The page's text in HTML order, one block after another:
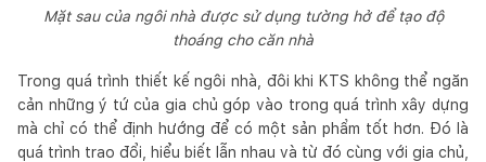
Mặt sau của ngôi nhà được sử dụng tường hở để tạo độ
thoáng cho căn nhà
Trong quá trình thiết kế ngôi nhà, đôi khi KTS không thể ngăn
cản những ý tứ của gia chủ góp vào trong quá trình xây dựng
mà chỉ có thể định hướng để có một sản phẩm tốt hơn. Đó là
quá trình trao đổi, hiểu biết lẫn nhau và từ đó cùng với gia chủ,